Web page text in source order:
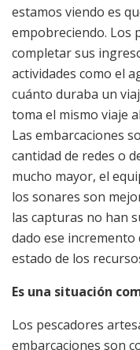
estamos viendo es
empobreciendo. Los
completar sus
actividades como el
cuánto duraba un
toma el mismo viaje
Las embarcaciones
cantidad de redes o
mucho mayor, el
los sonares son
las capturas no han
dado ese incremento
estado de los
Es una situación
Los pescadores
embarcaciones son